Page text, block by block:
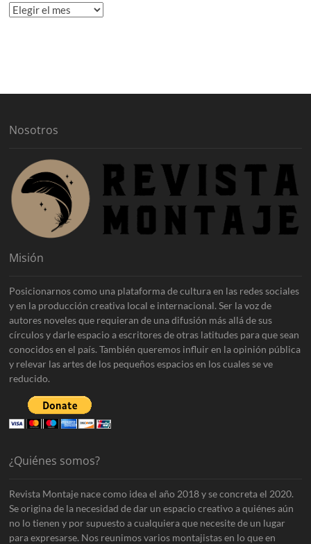
A
Nosotros
Misión
Posicionarnos como una plataforma de cultura en las redes sociales
y en la producción creativa local e internacional. Ser la voz de
autores noveles que requieran de una difusión más allá de sus
círculos y darle espacio a escritores de otras latitudes para que sean
conocidos en el país. También queremos influir en la opinión pública
y relevar las artes de los pequeños espacios en los cuales se ve
reducido.
¿Quiénes somos?
Revista Montaje nace como idea el año 2018 y se concreta el 2020.
Se origina de la necesidad de dar un espacio creativo a quiénes aún
no lo tienen y por supuesto a cualquiera que necesite de un lugar
para expresarse. Nos reunimos varios montajistas en lo que en